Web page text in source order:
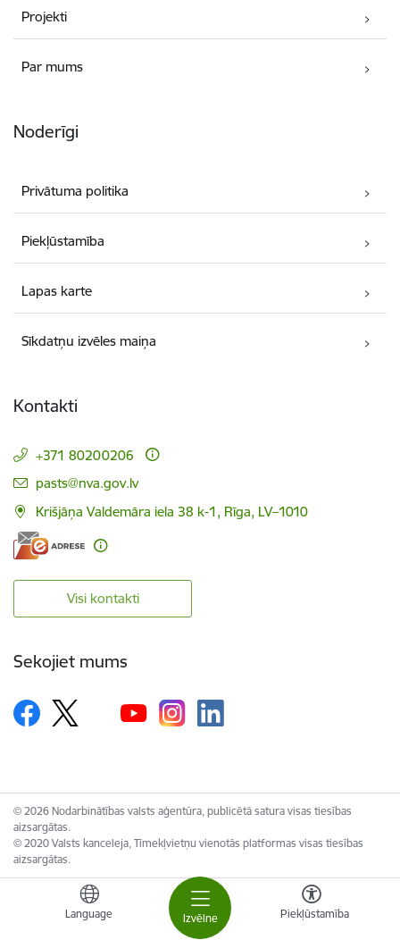
Izvēlne
Language Piekļūstamība
Projekti
Par mums
Noderīgi
Privātuma politika
Piekļūstamība
Lapas karte
Sīkdatņu izvēles maiņa
Kontakti
+371 80200206
E-pasts:
pasts@nva.gov.lv
Krišjāņa Valdemāra iela 38 k-1, Rīga, LV–1010
Visi kontakti
Sekojiet mums
© 2026 Nodarbinātības valsts aģentūra, publicētā satura visas tiesības
aizsargātas.
© 2020 Valsts kanceleja, Tīmekļvietņu vienotās platformas visas tiesības
aizsargātas.